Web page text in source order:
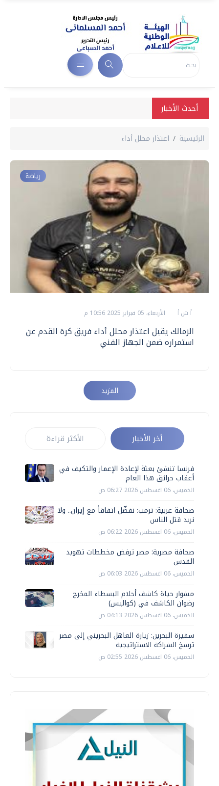
أحدث الأخبار
الرئيسية اعتذار محلل أداء
رياضة
أ ش أ الأربعاء، 05 فبراير 2025 10:56 م
الزمالك يقبل اعتذار محلل أداء فريق كرة القدم عن
استمراره ضمن الجهاز الفني
المزيد
أخر الأخبار الأكثر قراءة
فرنسا تنشئ بعثة لإعادة الإعمار والتكيف في
أعقاب حرائق هذا العام
الخميس، 06 اغسطس 2026 06:27 ص
صحافة عربية: ترمب: نفضّل اتفاقاً مع إيران.. ولا
نريد قتل الناس
الخميس، 06 اغسطس 2026 06:22 ص
صحافة مصرية: مصر ترفض مخططات تهويد
القدس
الخميس، 06 اغسطس 2026 06:03 ص
مشوار حياة كاشف أحلام البسطاء المخرج
رضوان الكاشف في (كواليس)
الخميس، 06 اغسطس 2026 04:13 ص
سفيرة البحرين: زيارة العاهل البحريني إلى مصر
ترسخ الشراكة الاستراتيجية
الخميس، 06 اغسطس 2026 02:55 ص